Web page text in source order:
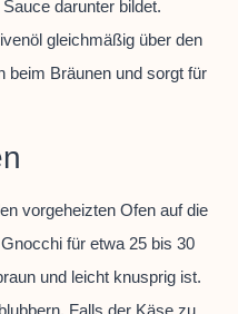
darunter bildet.
gleichmäßig über den
beim Bräunen und sorgt für
vorgeheizten Ofen auf die
für etwa 25 bis 30
und leicht knusprig ist.